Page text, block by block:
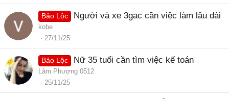
Bảo Lộc Người và xe 3gac cần việc làm lâu dài
kobe
27/11/25
Bảo Lộc Nữ 35 tuổi cần tìm việc kế toán
Lâm Phượng 0512
25/11/25